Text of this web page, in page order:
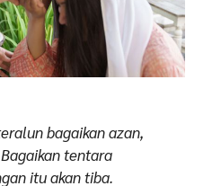
bagaikan azan,
tentara
itu akan tiba.